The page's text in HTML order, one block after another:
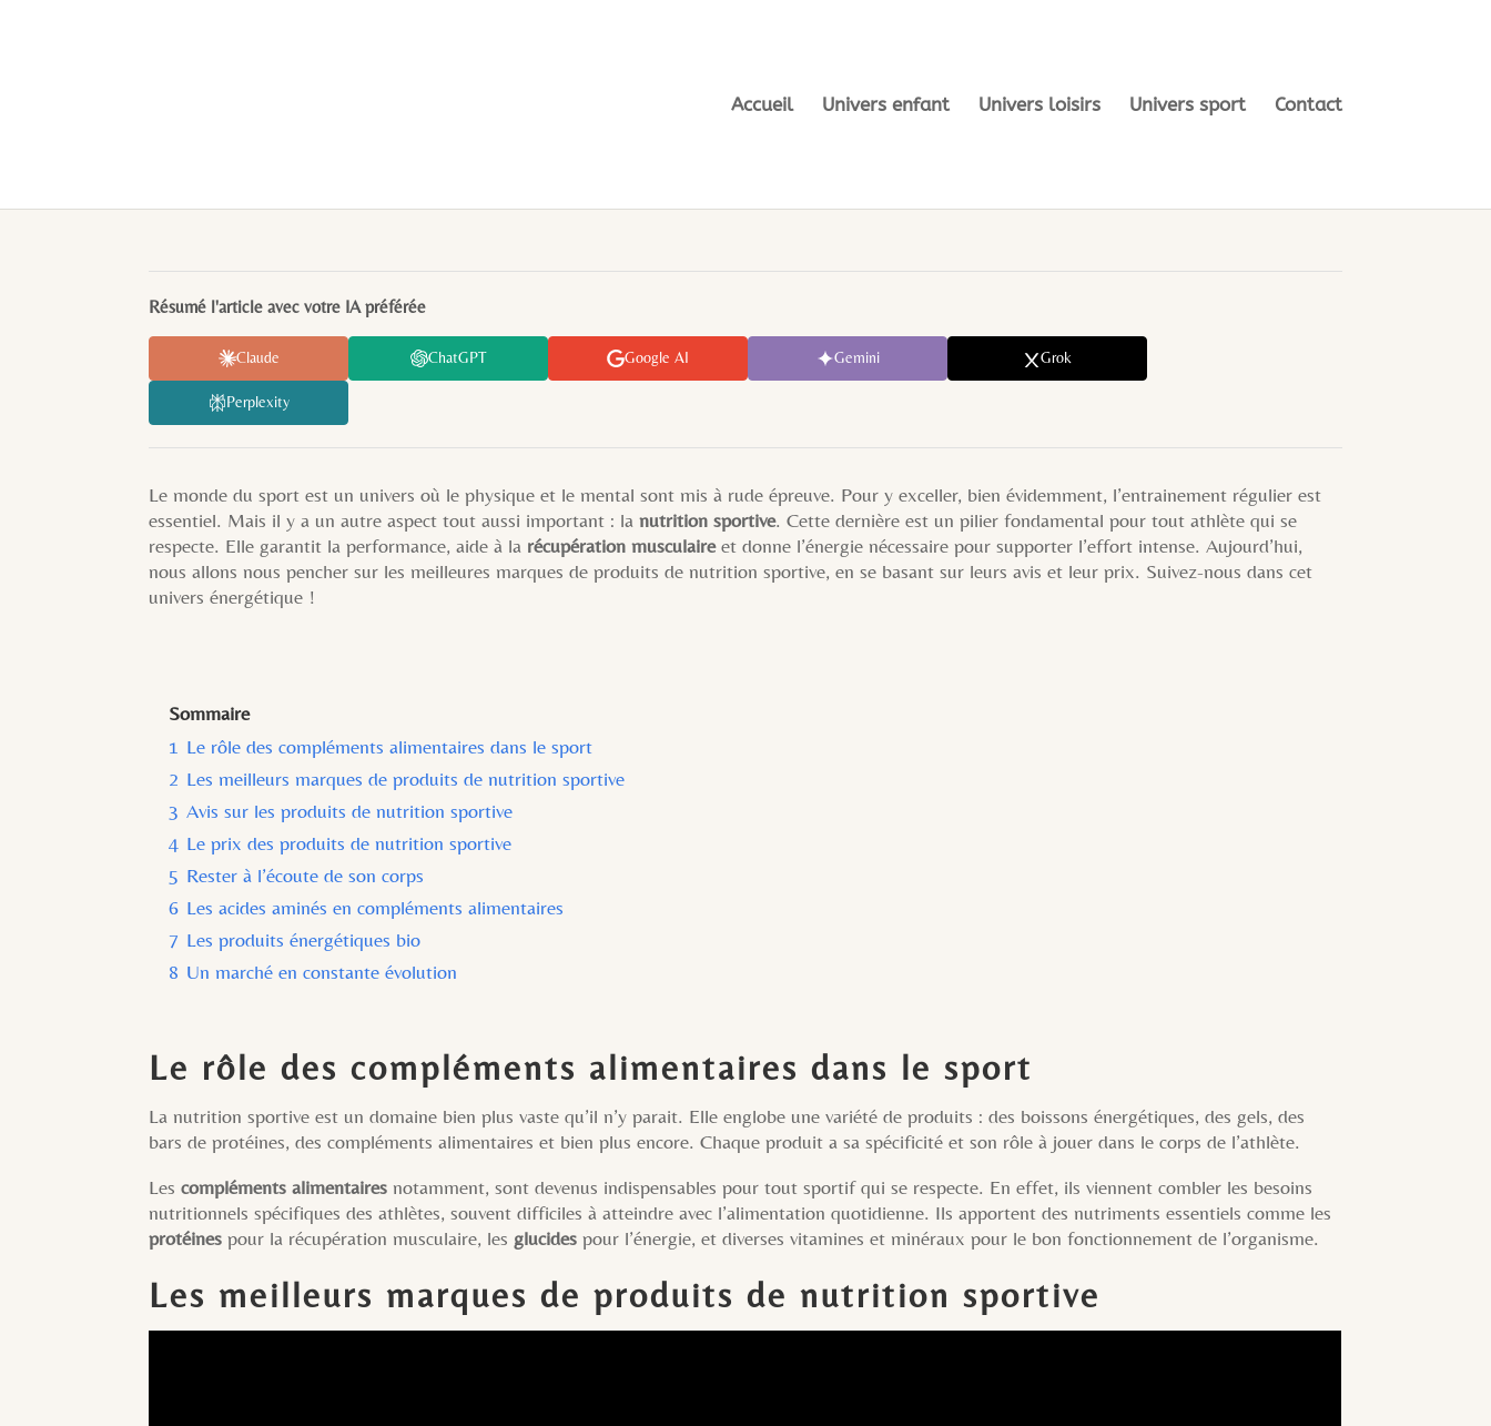
Accueil Univers enfant Univers loisirs Univers sport Contact
Résumé l'article avec votre IA préférée
Claude ChatGPT Google AI Gemini Grok
Perplexity
Le monde du sport est un univers où le physique et le mental sont mis à rude épreuve. Pour y exceller, bien évidemment, l’entrainement régulier est
essentiel. Mais il y a un autre aspect tout aussi important : lanutrition sportive. Cette dernière est un pilier fondamental pour tout athlète qui se
respecte. Elle garantit la performance, aide à la récupération musculaireet donne l’énergie nécessaire pour supporter l’effort intense. Aujourd’hui,
nous allons nous pencher sur les meilleures marques de produits de nutrition sportive, en se basant sur leurs avis et leur prix. Suivez-nous dans cet
univers énergétique !
Sommaire
1 Le rôle des compléments alimentaires dans le sport
2 Les meilleurs marques de produits de nutrition sportive
3 Avis sur les produits de nutrition sportive
4 Le prix des produits de nutrition sportive
5 Rester à l’écoute de son corps
6 Les acides aminés en compléments alimentaires
7 Les produits énergétiques bio
8 Un marché en constante évolution
Le rôle des compléments alimentaires dans le sport
La nutrition sportive est un domaine bien plus vaste qu’il n’y parait. Elle englobe une variété de produits : des boissons énergétiques, des gels, des
bars de protéines, des compléments alimentaires et bien plus encore. Chaque produit a sa spécificité et son rôle à jouer dans le corps de l’athlète.
Lescompléments alimentaires notamment, sont devenus indispensables pour tout sportif qui se respecte. En effet, ils viennent combler les besoins
nutritionnels spécifiques des athlètes, souvent difficiles à atteindre avec l’alimentation quotidienne. Ils apportent des nutriments essentiels comme les
protéines pour la récupération musculaire, les glucides pour l’énergie, et diverses vitamines et minéraux pour le bon fonctionnement de l’organisme.
Les meilleurs marques de produits de nutrition sportive